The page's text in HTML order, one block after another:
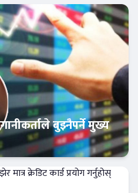
बुझ्नैपर्ने मुख्य